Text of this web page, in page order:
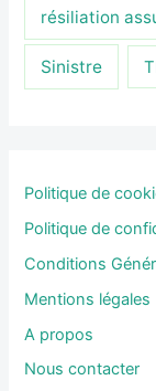
résiliation
Sinistre
Politique de
Politique de
Conditions
Mentions légales
A propos
Nous contacter